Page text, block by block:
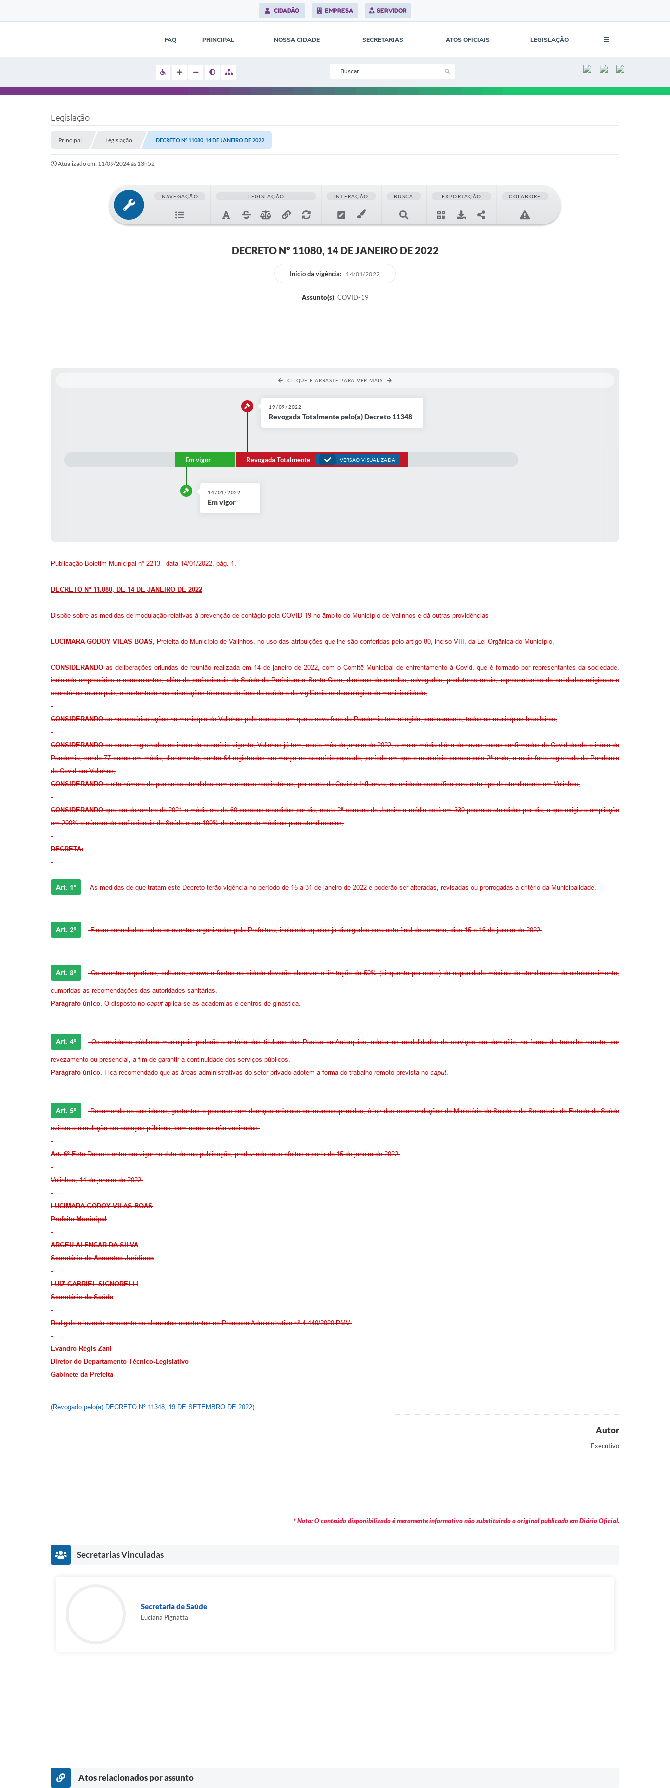
CIDADÃO EMPRESA SERVIDOR
FAQ PRINCIPAL NOSSA CIDADE SECRETARIAS ATOS OFICIAIS LEGISLAÇÃO
Legislação
Principal Legislação DECRETO Nº 11080, 14 DE JANEIRO DE 2022
Atualizado em: 11/09/2024 às 13h52
NAVEGAÇÃO LEGISLAÇÃO INTERAÇÃO BUSCA EXPORTAÇÃO COLABORE
DECRETO Nº 11080, 14 DE JANEIRO DE 2022
Início da vigência: 14/01/2022
Assunto(s): COVID-19
CLIQUE E ARRASTE PARA VER MAIS
Em vigor
14/01/2022
Em vigor
Revogada Totalmente VERSÃO VISUALIZADA
19/09/2022
Revogada Totalmente pelo(a) Decreto 11348
Publicação Boletim Municipal n° 2213 - data 14/01/2022, pág. 1.
DECRETO Nº 11.080, DE 14 DE JANEIRO DE 2022
Dispõe sobre as medidas de modulação relativas à prevenção de contágio pela COVID-19 no âmbito do Município de Valinhos e dá outras providências
LUCIMARA GODOY VILAS BOAS, Prefeita do Município de Valinhos, no uso das atribuições que lhe são conferidas pelo artigo 80, inciso VIII, da Lei Orgânica do Município,
CONSIDERANDOas deliberações oriundas de reunião realizada em 14 de janeiro de 2022, com o Comitê Municipal de enfrentamento à Covid, que é formado por representantes da sociedade,
incluindo empresários e comerciantes, além de profissionais da Saúde da Prefeitura e Santa Casa, diretores de escolas, advogados, produtores rurais, representantes de entidades religiosas e
secretários municipais, e sustentado nas orientações técnicas da área da saúde e da vigilância epidemiológica da municipalidade;
CONSIDERANDOas necessárias ações no município de Valinhos pelo contexto em que a nova fase da Pandemia tem atingido, praticamente, todos os municípios brasileiros;
CONSIDERANDOos casos registrados no início do exercício vigente, Valinhos já tem, neste mês de janeiro de 2022, a maior média diária de novos casos confirmados de Covid desde o início da
Pandemia, sendo 77 casos em média, diariamente, contra 64 registrados em março no exercício passado, período em que o município passou pela 2ª onda, a mais forte registrada da Pandemia
de Covid em Valinhos;
CONSIDERANDOo alto número de pacientes atendidos com sintomas respiratórios, por conta da Covid e Influenza, na unidade específica para este tipo de atendimento em Valinhos;
CONSIDERANDOque em dezembro de 2021 a média era de 60 pessoas atendidas por dia, nesta 2ª semana de Janeiro a média está em 330 pessoas atendidas por dia, o que exigiu a ampliação
em 200% o número de profissionais de Saúde e em 100% do número de médicos para atendimentos,
DECRETA:
Art. 1º As medidas de que tratam este Decreto terão vigência no período de 15 a 31 de janeiro de 2022 e poderão ser alteradas, revisadas ou prorrogadas a critério da Municipalidade.
Art. 2º Ficam cancelados todos os eventos organizados pela Prefeitura, incluindo aqueles já divulgados para este final de semana, dias 15 e 16 de janeiro de 2022.
Art. 3º Os eventos esportivos, culturais, shows e festas na cidade deverão observar a limitação de 50% (cinquenta por cento) da capacidade máxima de atendimento do estabelecimento,
cumpridas as recomendações das autoridades sanitárias.
Parágrafo único.O disposto nocaputaplica-se as academias e centros de ginástica.
Art. 4º Os servidores públicos municipais poderão a critério dos titulares das Pastas ou Autarquias, adotar as modalidades de serviços em domicílio, na forma da trabalho remoto, por
revezamento ou presencial, a fim de garantir a continuidade dos serviços públicos.
Parágrafo único.Fica recomendado que as áreas administrativas do setor privado adotem a forma do trabalho remoto prevista nocaput.
Art. 5º Recomenda-se aos idosos, gestantes e pessoas com doenças crônicas ou imunossuprimidas, à luz das recomendações do Ministério da Saúde e da Secretaria de Estado da Saúde
evitem a circulação em espaços públicos, bem como os não vacinados.
Art.6ºEste Decreto entra em vigor na data de sua publicação, produzindo seus efeitos a partir de 15 de janeiro de 2022.
Valinhos, 14 de janeiro de 2022.
LUCIMARA GODOY VILAS BOAS
Prefeita Municipal
ARGEU ALENCAR DA SILVA
Secretário de Assuntos Jurídicos
LUIZ GABRIEL SIGNORELLI
Secretário da Saúde
Redigido e lavrado consoante os elementos constantes no Processo Administrativo nº 4.440/2020-PMV.
Evandro Régis Zani
Diretor do Departamento Técnico-Legislativo
Gabinete da Prefeita
(Revogado pelo(a) DECRETO Nº 11348, 19 DE SETEMBRO DE 2022)
Autor
Executivo
* Nota: O conteúdo disponibilizado é meramente informativo não substituindo o original publicado em Diário Oficial.
Secretarias Vinculadas
Secretaria de Saúde
Luciana Pignatta
Atos relacionados por assunto